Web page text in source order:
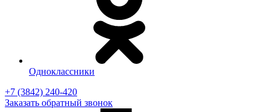
Одноклассники
+7 (3842) 240-420
Заказать обратный звонок